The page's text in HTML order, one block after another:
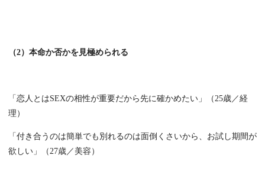
（2）本命か否かを見極められる
「恋人とはSEXの相性が重要だから先に確かめたい」（25歳／経
理）
「付き合うのは簡単でも別れるのは面倒くさいから、お試し期間が
欲しい」（27歳／美容）